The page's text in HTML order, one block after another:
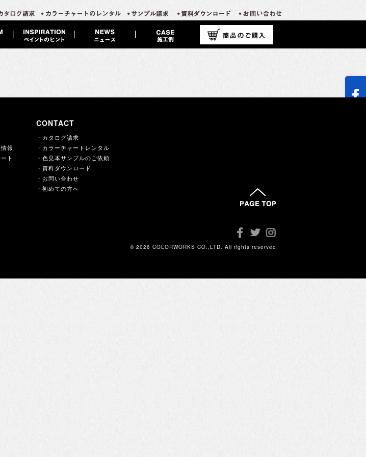
報
ト
CONTACT
・カタログ請求
・カラーチャートレンタル
・色見本サンプルのご依頼
・資料ダウンロード
・お問い合わせ
・初めての方へ
© 2026 COLORWORKS CO.,LTD. All rights reserved.